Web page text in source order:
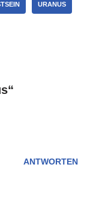
URANUS
ANTWORTEN